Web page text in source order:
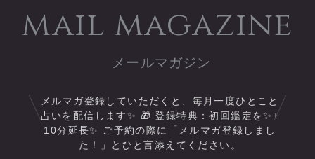
⭐「丁寧でわかりやすく大感
ています！貴重な機会となり
⭐「自分の行動が占いによっ
て理解できて&quot;だからな
んだ！&quot;と納得。自分自
mail magazine
メルマガ登録していただくと、毎月一度ひとこと
占いを配信します✨ 🎁 登録特典：初回鑑定を✨+
10分延長✨ ご予約の際に「メルマガ登録しまし
た！」とひと言添えてください。